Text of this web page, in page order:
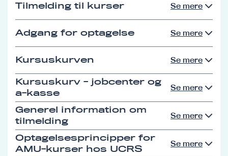
Tilmelding til kurser Se mere
Adgang for optagelse Se mere
Kursuskurven Se mere
Kursuskurv - jobcenter og
a-kasse
Se mere
Generel information om
tilmelding
Se mere
Optagelsesprincipper for
AMU-kurser hos UCRS
Se mere